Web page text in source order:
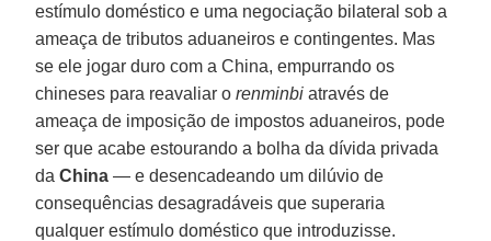
estímulo doméstico e uma negociação bilateral sob a
ameaça de tributos aduaneiros e contingentes. Mas
se ele jogar duro com a China, empurrando os
chineses para reavaliar orenminbi através de
ameaça de imposição de impostos aduaneiros, pode
ser que acabe estourando a bolha da dívida privada
daChina — e desencadeando um dilúvio de
consequências desagradáveis que superaria
qualquer estímulo doméstico que introduzisse.